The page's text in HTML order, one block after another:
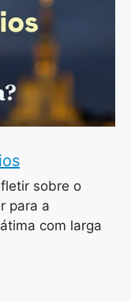
sobre o
para a
com larga